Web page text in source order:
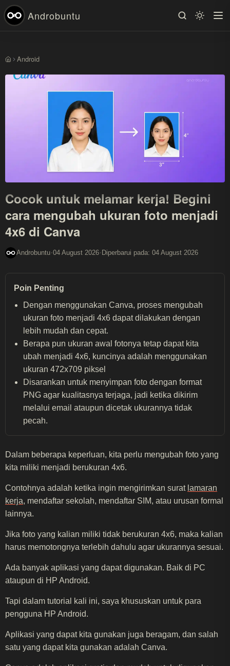
Androbuntu
BerandaAndroid
Cocok untuk melamar kerja! Begini
cara mengubah ukuran foto menjadi
4x6 di Canva
Androbuntu·04 August 2026· Diperbarui pada: 04 August 2026
Poin Penting
Dengan menggunakan Canva, proses mengubah
ukuran foto menjadi 4x6 dapat dilakukan dengan
lebih mudah dan cepat.
Berapa pun ukuran awal fotonya tetap dapat kita
ubah menjadi 4x6, kuncinya adalah menggunakan
ukuran 472x709 piksel
Disarankan untuk menyimpan foto dengan format
PNG agar kualitasnya terjaga, jadi ketika dikirim
melalui email ataupun dicetak ukurannya tidak
pecah.
Dalam beberapa keperluan, kita perlu mengubah foto yang
kita miliki menjadi berukuran 4x6.
Contohnya adalah ketika ingin mengirimkan surat lamaran
kerja, mendaftar sekolah, mendaftar SIM, atau urusan formal
lainnya.
Jika foto yang kalian miliki tidak berukuran 4x6, maka kalian
harus memotongnya terlebih dahulu agar ukurannya sesuai.
Ada banyak aplikasi yang dapat digunakan. Baik di PC
ataupun di HP Android.
Tapi dalam tutorial kali ini, saya khususkan untuk para
pengguna HP Android.
Aplikasi yang dapat kita gunakan juga beragam, dan salah
satu yang dapat kita gunakan adalah Canva.